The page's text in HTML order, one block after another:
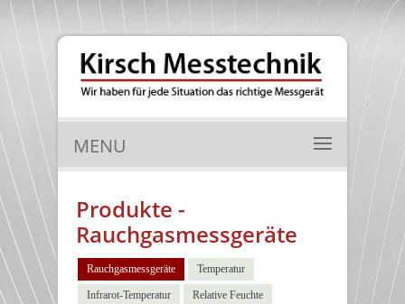
MENU
Produkte -
Rauchgasmessgeräte
Rauchgasmessgeräte Temperatur
Infrarot-Temperatur Relative Feuchte